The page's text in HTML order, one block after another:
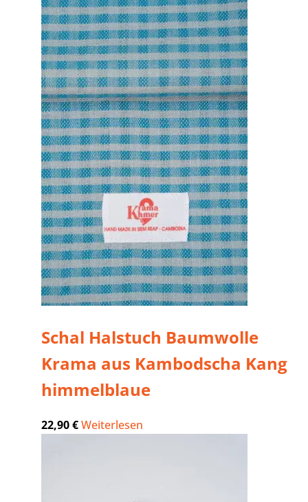
Schal Halstuch Baumwolle
Krama aus Kambodscha Kang
himmelblaue
22,90€Weiterlesen